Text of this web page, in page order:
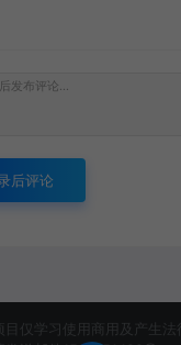
后评论
仅学习使用商用及产生法